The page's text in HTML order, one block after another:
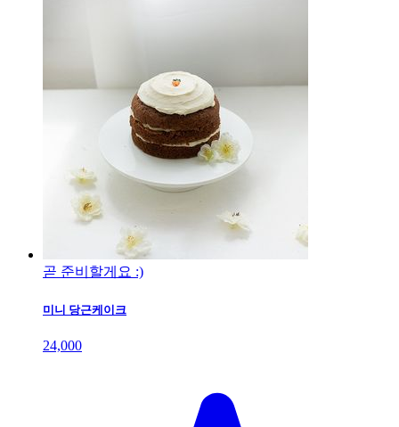
곧 준비할게요 :)
미니 당근케이크
24,000